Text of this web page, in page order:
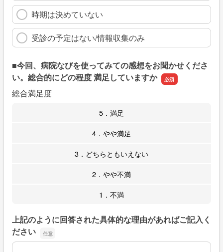
時期は決めていない
受診の予定はない/情報収集のみ
■今回、病院なびを使ってみての感想をお聞かせくださ
い。総合的にどの程度 満足していますか
総合満足度
5．満足
4．やや満足
3．どちらともいえない
2．やや不満
1．不満
上記のように回答された具体的な理由があればご記入く
ださい
上記のように回答された具体的な理由があればご記入くだ